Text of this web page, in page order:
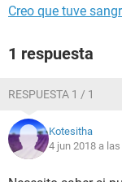
Creo que tuve
1 respuesta
RESPUESTA 1 / 1
Kotesitha
4 jun 2018 a